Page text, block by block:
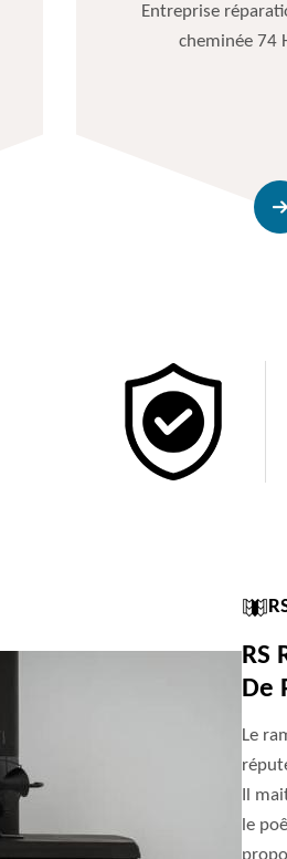
Entreprise
cheminée 74
RS
De
Le
Il
le